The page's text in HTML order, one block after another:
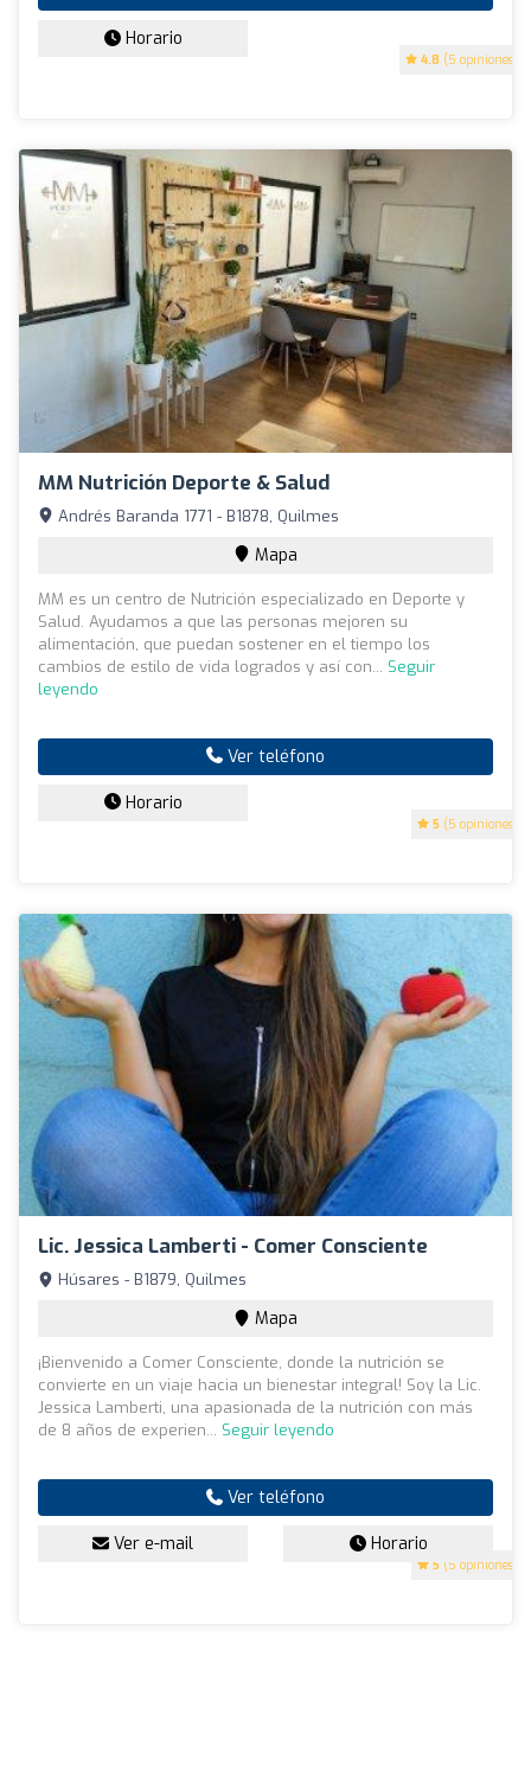
4.8 (5 opiniones)
Horario
MM Nutrición Deporte & Salud
5 (5 opiniones)
Andrés Baranda 1771 - B1878, Quilmes
Mapa
MM es un centro de Nutrición especializado en Deporte y
Salud. Ayudamos a que las personas mejoren su
alimentación, que puedan sostener en el tiempo los
cambios de estilo de vida logrados y así con... Seguir
leyendo
Ver teléfono
Horario
Lic. Jessica Lamberti - Comer Consciente
5 (5 opiniones)
Húsares - B1879, Quilmes
Mapa
¡Bienvenido a Comer Consciente, donde la nutrición se
convierte en un viaje hacia un bienestar integral! Soy la Lic.
Jessica Lamberti, una apasionada de la nutrición con más
de 8 años de experien... Seguir leyendo
Ver teléfono
Ver e-mail Horario